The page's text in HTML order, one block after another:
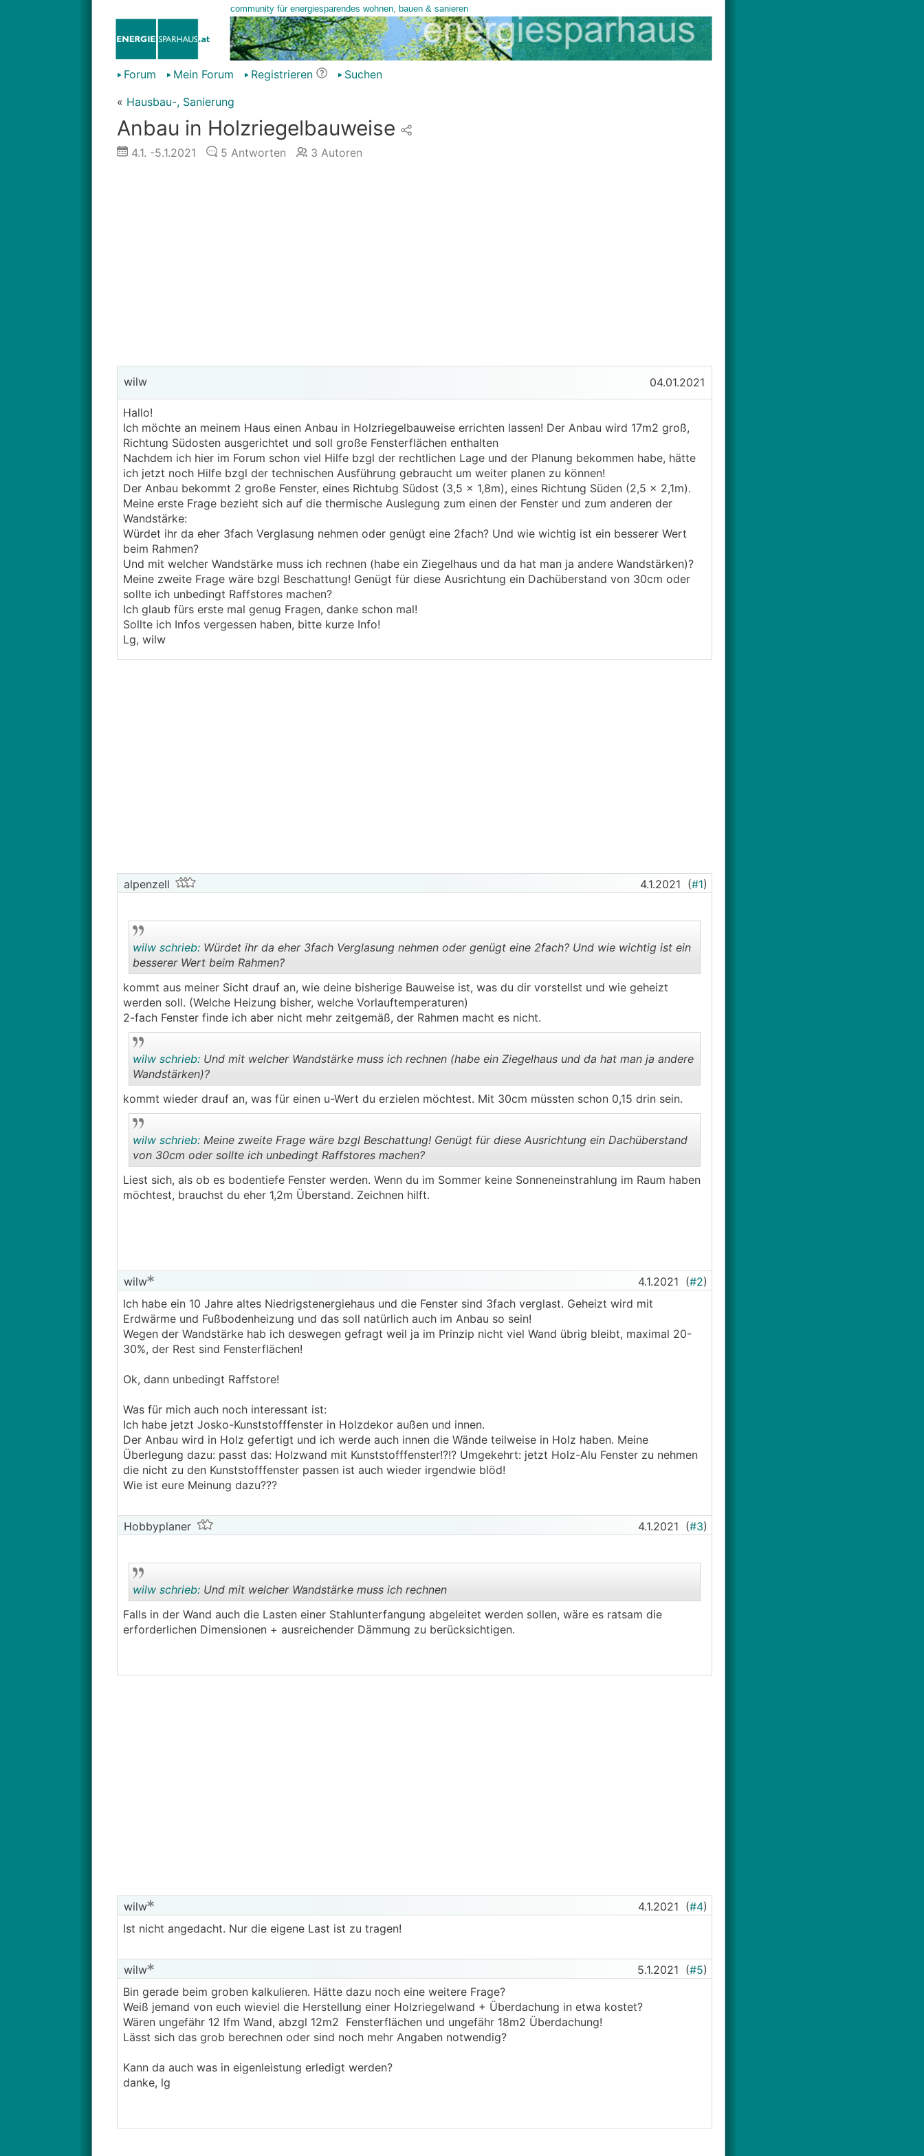
Forum Mein Forum Registrieren
Suchen
« Hausbau-, Sanierung
Anbau in Holzriegelbauweise
4.1. -5.1.2021 5 Antworten 3 Autoren
wilw 04.01.2021
Hallo!
Ich möchte an meinem Haus einen Anbau in Holzriegelbauweise errichten lassen! Der Anbau wird 17m2 groß,
Richtung Südosten ausgerichtet und soll große Fensterflächen enthalten
Nachdem ich hier im Forum schon viel Hilfe bzgl der rechtlichen Lage und der Planung bekommen habe, hätte
ich jetzt noch Hilfe bzgl der technischen Ausführung gebraucht um weiter planen zu können!
Der Anbau bekommt 2 große Fenster, eines Richtubg Südost (3,5 x 1,8m), eines Richtung Süden (2,5 x 2,1m).
Meine erste Frage bezieht sich auf die thermische Auslegung zum einen der Fenster und zum anderen der
Wandstärke:
Würdet ihr da eher 3fach Verglasung nehmen oder genügt eine 2fach? Und wie wichtig ist ein besserer Wert
beim Rahmen?
Und mit welcher Wandstärke muss ich rechnen (habe ein Ziegelhaus und da hat man ja andere Wandstärken)?
Meine zweite Frage wäre bzgl Beschattung! Genügt für diese Ausrichtung ein Dachüberstand von 30cm oder
sollte ich unbedingt Raffstores machen?
Ich glaub fürs erste mal genug Fragen, danke schon mal!
Sollte ich Infos vergessen haben, bitte kurze Info!
Lg, wilw
alpenzell 4.1.2021 (#1)
..
wilw schrieb:Würdet ihr da eher 3fach Verglasung nehmen oder genügt eine 2fach? Und wie wichtig ist ein
besserer Wert beim Rahmen?
kommt aus meiner Sicht drauf an, wie deine bisherige Bauweise ist, was du dir vorstellst und wie geheizt
werden soll. (Welche Heizung bisher, welche Vorlauftemperaturen)
2-fach Fenster finde ich aber nicht mehr zeitgemäß, der Rahmen macht es nicht.
..
wilw schrieb:Und mit welcher Wandstärke muss ich rechnen (habe ein Ziegelhaus und da hat man ja andere
Wandstärken)?
kommt wieder drauf an, was für einen u-Wert du erzielen möchtest. Mit 30cm müssten schon 0,15 drin sein.
..
wilw schrieb:Meine zweite Frage wäre bzgl Beschattung! Genügt für diese Ausrichtung ein Dachüberstand
von 30cm oder sollte ich unbedingt Raffstores machen?
Liest sich, als ob es bodentiefe Fenster werden. Wenn du im Sommer keine Sonneneinstrahlung im Raum haben
möchtest, brauchst du eher 1,2m Überstand. Zeichnen hilft.
wilw 4.1.2021 (#2)
Ich habe ein 10 Jahre altes Niedrigstenergiehaus und die Fenster sind 3fach verglast. Geheizt wird mit
Erdwärme und Fußbodenheizung und das soll natürlich auch im Anbau so sein!
Wegen der Wandstärke hab ich deswegen gefragt weil ja im Prinzip nicht viel Wand übrig bleibt, maximal 20-
30%, der Rest sind Fensterflächen!
Ok, dann unbedingt Raffstore!
Was für mich auch noch interessant ist:
Ich habe jetzt Josko-Kunststofffenster in Holzdekor außen und innen.
Der Anbau wird in Holz gefertigt und ich werde auch innen die Wände teilweise in Holz haben. Meine
Überlegung dazu: passt das: Holzwand mit Kunststofffenster!?!? Umgekehrt: jetzt Holz-Alu Fenster zu nehmen
die nicht zu den Kunststofffenster passen ist auch wieder irgendwie blöd!
Wie ist eure Meinung dazu???
Hobbyplaner 4.1.2021 (#3)
wilw schrieb:Und mit welcher Wandstärke muss ich rechnen
Falls in der Wand auch die Lasten einer Stahlunterfangung abgeleitet werden sollen, wäre es ratsam die
erforderlichen Dimensionen + ausreichender Dämmung zu berücksichtigen.
wilw 4.1.2021 (#4)
Ist nicht angedacht. Nur die eigene Last ist zu tragen!
wilw 5.1.2021 (#5)
Bin gerade beim groben kalkulieren. Hätte dazu noch eine weitere Frage?
Weiß jemand von euch wieviel die Herstellung einer Holzriegelwand + Überdachung in etwa kostet?
Wären ungefähr 12 lfm Wand, abzgl 12m2 Fensterflächen und ungefähr 18m2 Überdachung!
Lässt sich das grob berechnen oder sind noch mehr Angaben notwendig?
Kann da auch was in eigenleistung erledigt werden?
danke, lg